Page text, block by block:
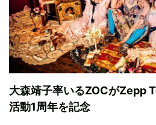
大森靖子率いるZOCがZepp
活動1周年を記念